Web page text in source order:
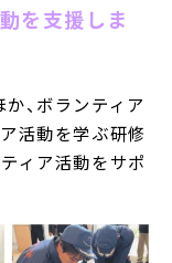
を支援しま
、ボランティア
活動を学ぶ研修
ィア活動をサポ